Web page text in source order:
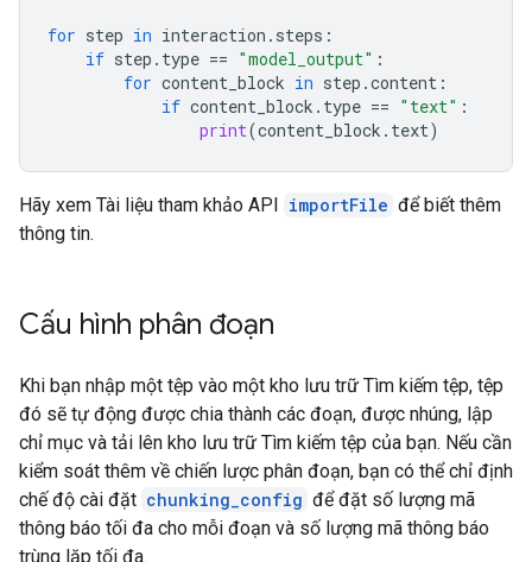
for step in interaction . steps :
if step . type == "model_output" :
for content_block in step .content :
if content_block . type == "text" :
print(content_block . text)
Hãy xem Tài liệu tham khảo API importFile để biết thêm
thông tin.
Cấu hình phân đoạn
Khi bạn nhập một tệp vào một kho lưu trữ Tìm kiếm tệp, tệp
đó sẽ tự động được chia thành các đoạn, được nhúng, lập
chỉ mục và tải lên kho lưu trữ Tìm kiếm tệp của bạn. Nếu cần
kiểm soát thêm về chiến lược phân đoạn, bạn có thể chỉ định
chế độ cài đặt chunking_config để đặt số lượng mã
thông báo tối đa cho mỗi đoạn và số lượng mã thông báo
trùng lặp tối đa.